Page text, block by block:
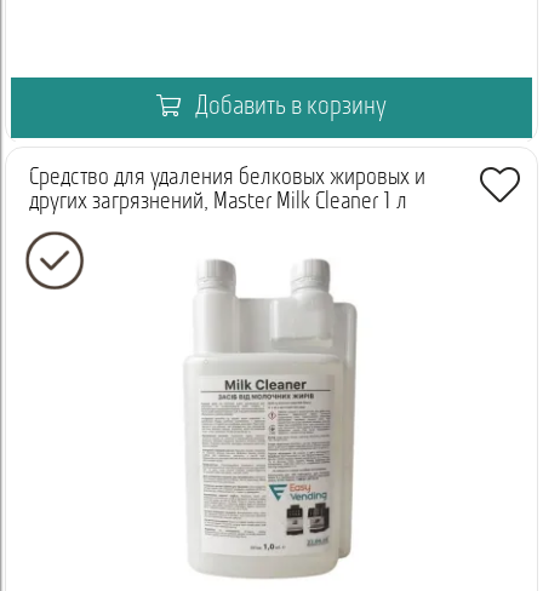
Добавить в корзину
Средство для удаления белковых жировых и
других загрязнений, Master Milk Cleaner 1 л